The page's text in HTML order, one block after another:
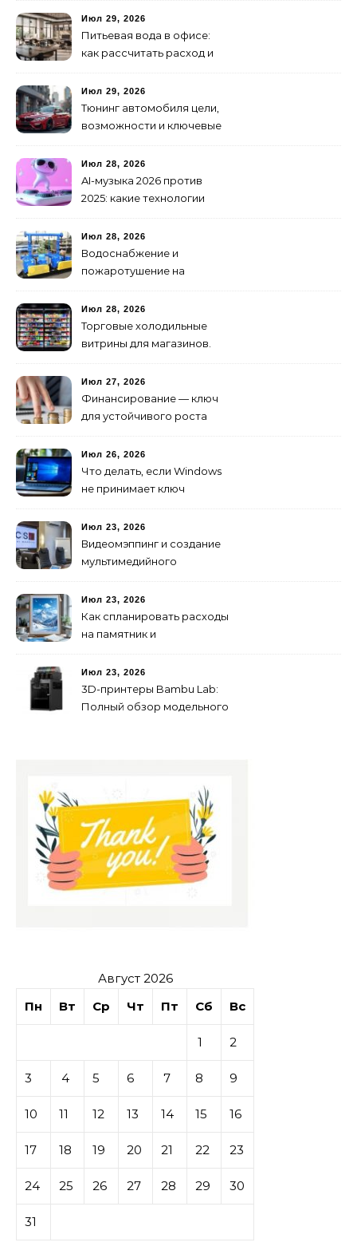
как не утонуть в хаосе
Июл 29, 2026
Питьевая вода в офисе:
как рассчитать расход и
Июл 29, 2026
Тюнинг автомобиля цели,
возможности и ключевые
транспортных средств
Июл 28, 2026
AI-музыка 2026 против
2025: какие технологии
создание клипов
изменилось навсегда
Июл 28, 2026
Водоснабжение и
пожаротушение на
оборудование
предусмотреть заранее
Июл 28, 2026
Торговые холодильные
витрины для магазинов.
Июл 27, 2026
Финансирование — ключ
для устойчивого роста
Июл 26, 2026
Что делать, если Windows
не принимает ключ
Июл 23, 2026
Видеомэппинг и создание
мультимедийного
будущего для пространств
Июл 23, 2026
Как спланировать расходы
на памятник и
без лишних переплат
Июл 23, 2026
3D-принтеры Bambu Lab:
Полный обзор модельного
Август 2026
Пн
Вт Ср Чт Пт Сб Вс
1 2
3 4 5 6 7 8 9
10 11 12 13 14 15 16
17 18 19 20 21 22 23
24 25 26 27 28 29 30
31